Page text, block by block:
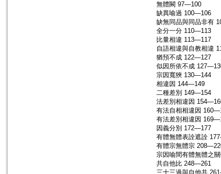
無體闕 97—100
缺異喻過 100—106
缺無同品與同品非有
全分一分 110—113
比量相違 113—117
自語相違與自教相違
猶預不成 122—127
似因所依不成
宗因寬狹 130—144
相違因 144—149
二種差別 149—154
法差別相違因
有法自相相違因
有法差別相違因
因義分別 172—177
有體無體表詮遮詮
有體宗無體宗
宗因喻間有體無體之
共自他比 248—261
三十三過與自他共